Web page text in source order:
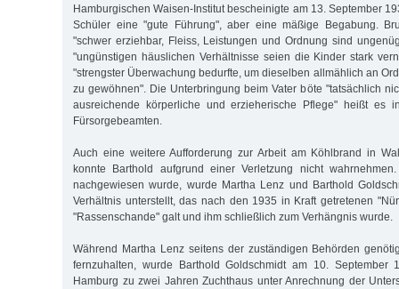
Hamburgischen Waisen-Institut bescheinigte am 13. September
Schüler eine "gute Führung", aber eine mäßige Begabung.
"schwer erziehbar, Fleiss, Leistungen und Ordnung sind
"ungünstigen häuslichen Verhältnisse seien die Kinder stark
"strengster Überwachung bedurfte, um dieselben allmählich an
zu gewöhnen". Die Unterbringung beim Vater böte "tatsächlich
ausreichende körperliche und erzieherische Pflege" heißt es
Fürsorgebeamten.
Auch eine weitere Aufforderung zur Arbeit am Köhlbrand in
konnte Barthold aufgrund einer Verletzung nicht
nachgewiesen wurde, wurde Martha Lenz und Barthold
Verhältnis unterstellt, das nach den 1935 in Kraft getretenen
"Rassenschande" galt und ihm schließlich zum Verhängnis wurde.
Während Martha Lenz seitens der zuständigen Behörden
fernzuhalten, wurde Barthold Goldschmidt am 10. September
Hamburg zu zwei Jahren Zuchthaus unter Anrechnung der